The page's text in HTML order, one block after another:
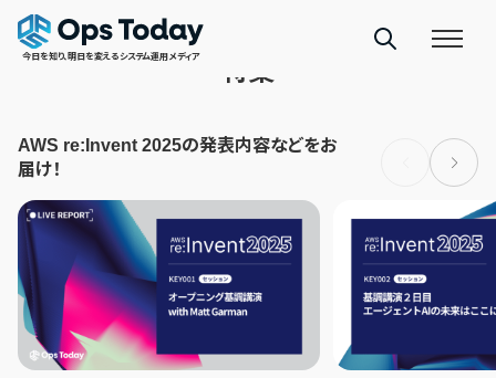
今日を知り、明日を変えるシステム運用メディア 特集
AWS re:Invent 2025の発表内容などをお
届け！